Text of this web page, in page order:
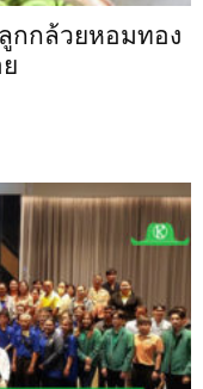
กกล้วยหอมทอง